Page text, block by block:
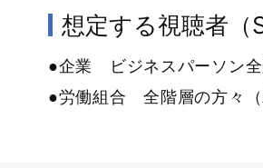
想定する視聴者（
●企業 ビジネスパーソン全
●労働組合 全階層の方々（